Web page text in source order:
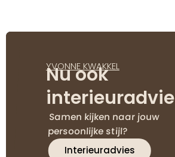
YVONNE KWAKKEL
Nu ook
Samen kijken naar jouw
persoonlijke stijl?
Interieuradvies